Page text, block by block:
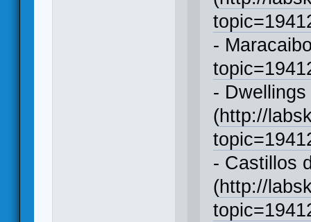
-
-
(http://
- Castillos
(http://